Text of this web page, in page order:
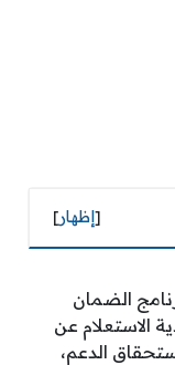
[ إظهار]
الضمان
الاستعلام عن
الدعم،